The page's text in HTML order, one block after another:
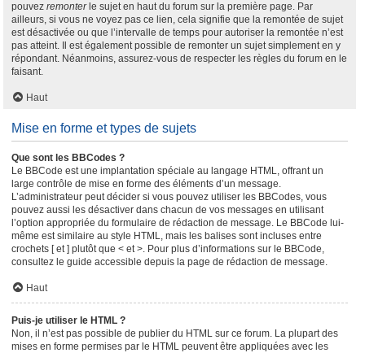
pouvez remonterle sujet en haut du forum sur la première page. Par
ailleurs, si vous ne voyez pas ce lien, cela signifie que la remontée de sujet
est désactivée ou que l’intervalle de temps pour autoriser la remontée n’est
pas atteint. Il est également possible de remonter un sujet simplement en y
répondant. Néanmoins, assurez-vous de respecter les règles du forum en le
faisant.
Haut
Mise en forme et types de sujets
Que sont les BBCodes ?
Le BBCode est une implantation spéciale au langage HTML, offrant un
large contrôle de mise en forme des éléments d’un message.
L’administrateur peut décider si vous pouvez utiliser les BBCodes, vous
pouvez aussi les désactiver dans chacun de vos messages en utilisant
l’option appropriée du formulaire de rédaction de message. Le BBCode lui-
même est similaire au style HTML, mais les balises sont incluses entre
crochets [ et ] plutôt que < et >. Pour plus d’informations sur le BBCode,
consultez le guide accessible depuis la page de rédaction de message.
Haut
Puis-je utiliser le HTML ?
Non, il n’est pas possible de publier du HTML sur ce forum. La plupart des
mises en forme permises par le HTML peuvent être appliquées avec les